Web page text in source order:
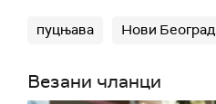
пуцњава Нови Београд
Везани чланци